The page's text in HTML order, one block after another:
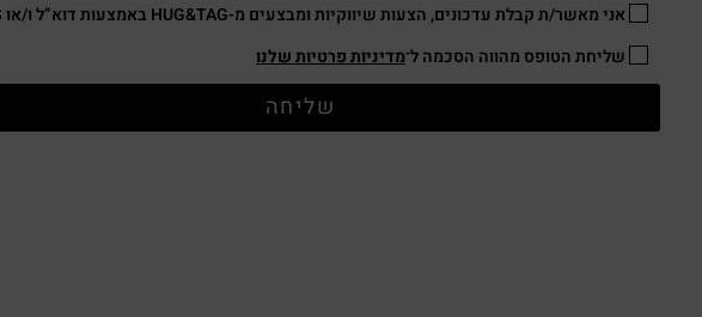
אני מאשר/ת קבלת עדכונים, הצעות שיווקיות ומבצעים מ-HUG&TAG באמצעות דוא”ל ו/או SMS.
שליחת הטופס מהווה הסכמה ל־מדיניות פרטיות שלנו
שליחה